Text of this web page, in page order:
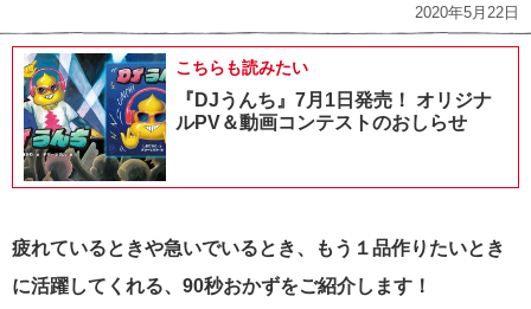
2020年5月22日
こちらも読みたい
『DJうんち』7月1日発売！ オリジナ
ルPV＆動画コンテストのおしらせ
疲れているときや急いでいるとき、もう１品作りたいとき
に活躍してくれる、90秒おかずをご紹介します！